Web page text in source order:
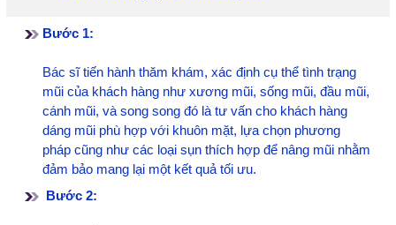
Bước 1:
Bác sĩ tiến hành thăm khám, xác định cụ thể tình trạng
mũi của khách hàng như xương mũi, sống mũi, đầu mũi,
cánh mũi, và song song đó là tư vấn cho khách hàng
dáng mũi phù hợp với khuôn mặt, lựa chọn phương
pháp cũng như các loại sụn thích hợp để nâng mũi nhằm
đảm bảo mang lại một kết quả tối ưu.
Bước 2: